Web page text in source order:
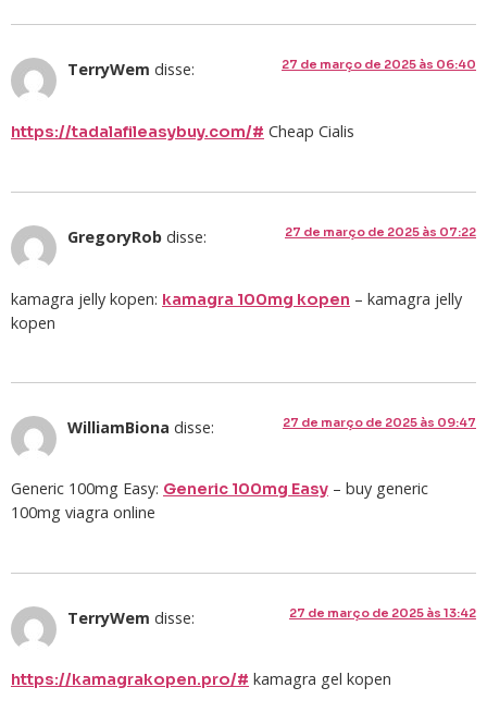
TerryWem disse: 27 de março de 2025 às 06:40
https://tadalafileasybuy.com/# Cheap Cialis
GregoryRob disse: 27 de março de 2025 às 07:22
kamagra jelly kopen: kamagra 100mg kopen – kamagra jelly
kopen
WilliamBiona disse: 27 de março de 2025 às 09:47
Generic 100mg Easy: Generic 100mg Easy – buy generic
100mg viagra online
TerryWem disse: 27 de março de 2025 às 13:42
https://kamagrakopen.pro/# kamagra gel kopen